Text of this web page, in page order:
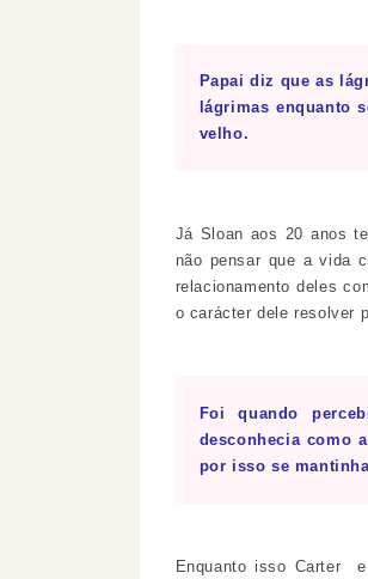
Papai diz que as
lágrimas enquanto
velho.
Já Sloan aos 20 anos
não pensar que a vida
relacionamento deles
o carácter dele resolver
Foi quando
desconhecia como
por isso se
Enquanto isso Carter